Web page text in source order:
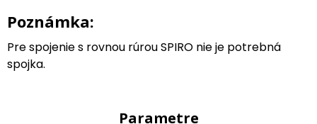
Poznámka:
Pre spojenie s rovnou rúrou SPIRO nie je potrebná
spojka.
Parametre